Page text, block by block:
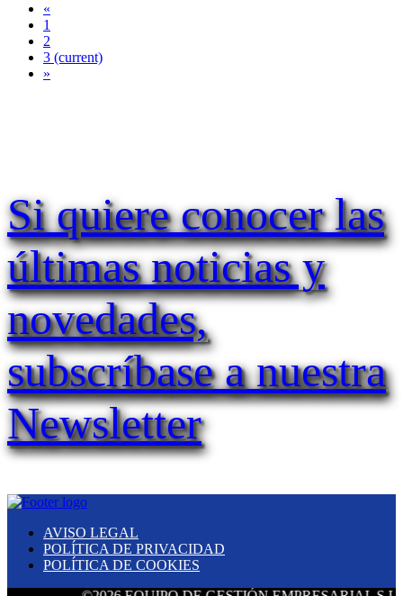
«
1
2
3 (current)
»
Si quiere conocer las
últimas noticias y
novedades,
subscríbase a nuestra
Newsletter
AVISO LEGAL
POLÍTICA DE PRIVACIDAD
POLÍTICA DE COOKIES